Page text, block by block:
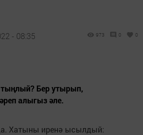
- 08:35 973 0 0
Бер утырып,
алыгыз әле.
Хатыны иренә ысылдый: